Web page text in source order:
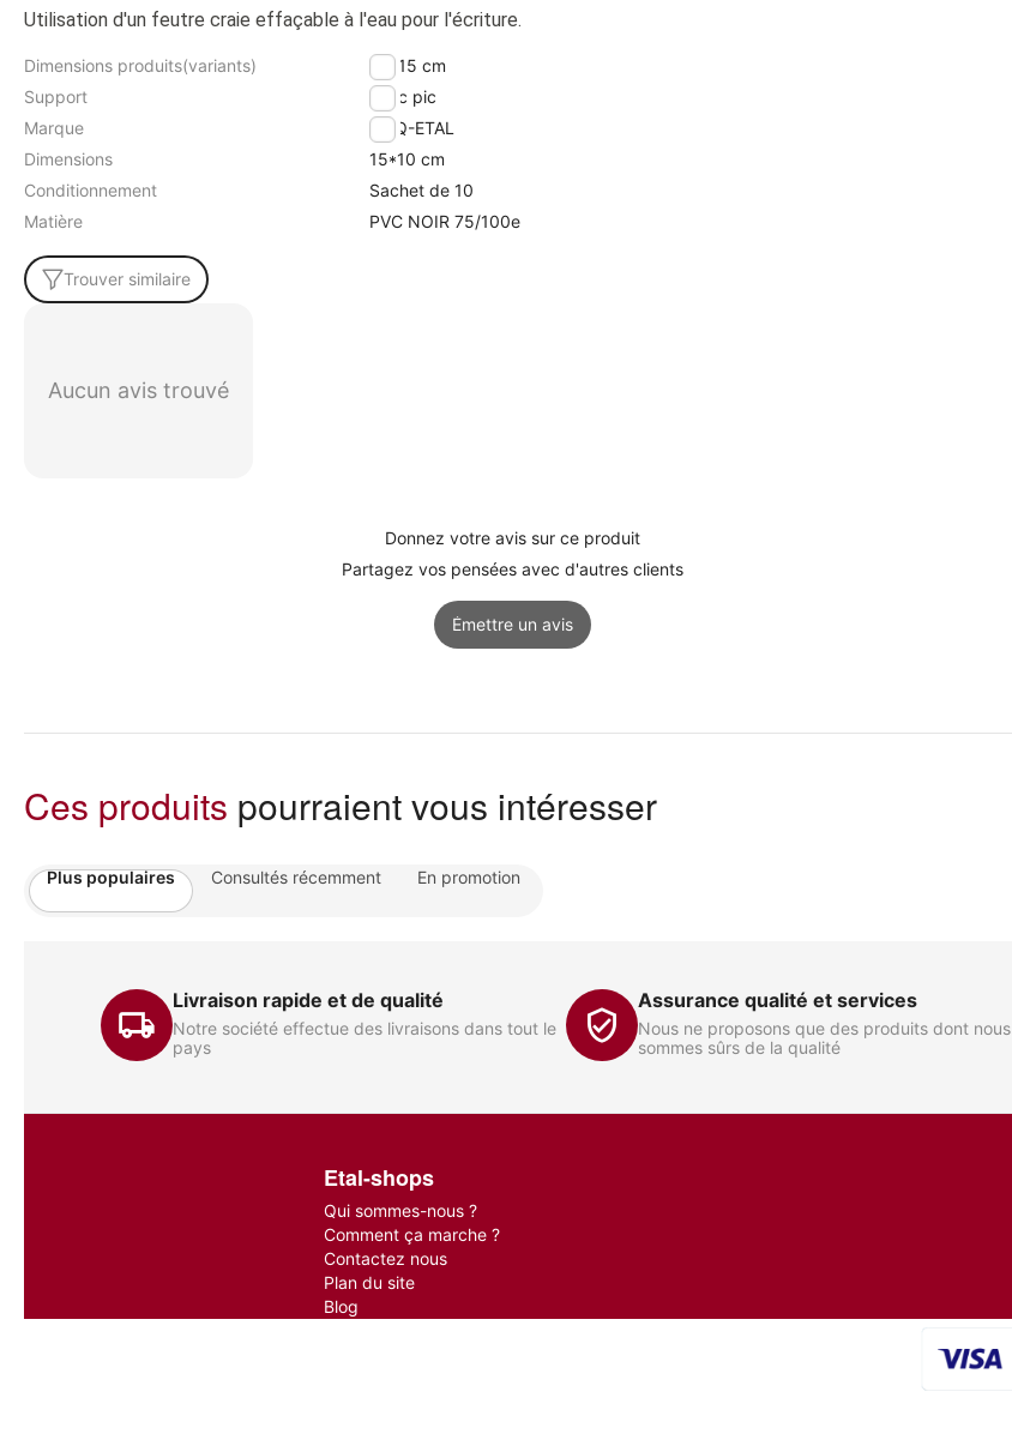
Utilisation d'un feutre craie effaçable à l'eau pour l'écriture.
Dimensions produits(variants)
20*15 cm
Support
Avec pic
Marque
ETIQ-ETAL
Dimensions
15*10 cm
Conditionnement
Sachet de 10
Matière
PVC NOIR 75/100e
Trouver similaire
Aucun avis trouvé
Donnez votre avis sur ce produit
Partagez vos pensées avec d'autres clients
Émettre un avis
Ces produits pourraient vous intéresser
Plus populaires Consultés récemment En promotion
Livraison rapide et de qualité
Notre société effectue des livraisons dans tout le
pays
Assurance qualité et services
Nous ne proposons que des produits dont nous
sommes sûrs de la qualité
Etal-shops
Qui sommes-nous ?
Comment ça marche ?
Contactez nous
Plan du site
Blog